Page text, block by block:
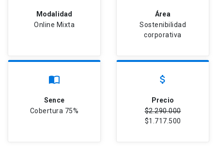
Modalidad
Online Mixta
Área
Sostenibilidad
corporativa
import_contacts
Sence
Cobertura 75%
attach_money
Precio
$2.290.000
$1.717.500